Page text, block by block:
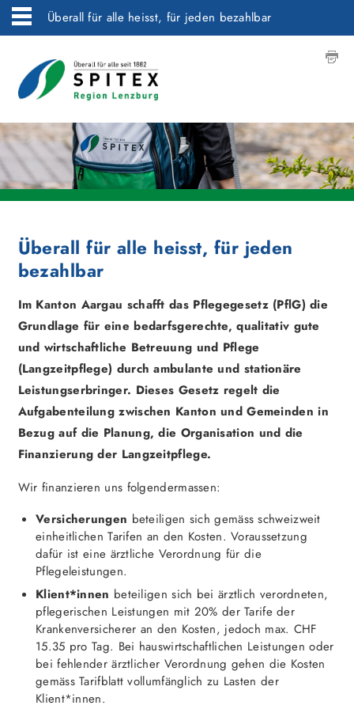
Überall für alle heisst, für jeden bezahlbar
Überall für alle heisst, für jeden
bezahlbar
Im Kanton Aargau schafft das Pflegegesetz (PflG) die
Grundlage für eine bedarfsgerechte, qualitativ gute
und wirtschaftliche Betreuung und Pflege
(Langzeitpflege) durch ambulante und stationäre
Leistungserbringer. Dieses Gesetz regelt die
Aufgabenteilung zwischen Kanton und Gemeinden in
Bezug auf die Planung, die Organisation und die
Finanzierung der Langzeitpflege.
Wir finanzieren uns folgendermassen:
Versicherungen beteiligen sich gemäss schweizweit
einheitlichen Tarifen an den Kosten. Voraussetzung
dafür ist eine ärztliche Verordnung für die
Pflegeleistungen.
Klient*innen beteiligen sich bei ärztlich verordneten,
pflegerischen Leistungen mit 20% der Tarife der
Krankenversicherer an den Kosten, jedoch max. CHF
15.35 pro Tag. Bei hauswirtschaftlichen Leistungen oder
bei fehlender ärztlicher Verordnung gehen die Kosten
gemäss Tarifblatt vollumfänglich zu Lasten der
Klient*innen.